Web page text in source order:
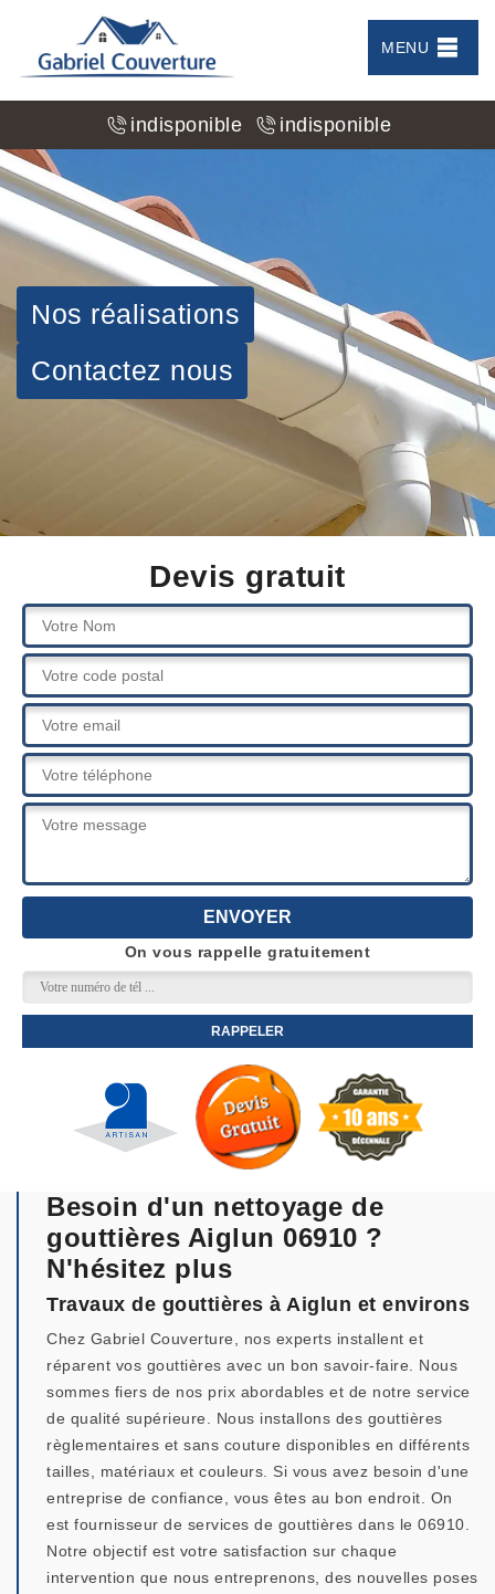
MENU
indisponible indisponible
Nos réalisations
Contactez nous
Devis gratuit
On vous rappelle gratuitement
Besoin d'un nettoyage de
gouttières Aiglun 06910 ?
N'hésitez plus
Travaux de gouttières à Aiglun et environs
Chez Gabriel Couverture, nos experts installent et
réparent vos gouttières avec un bon savoir-faire. Nous
sommes fiers de nos prix abordables et de notre service
de qualité supérieure. Nous installons des gouttières
règlementaires et sans couture disponibles en différents
tailles, matériaux et couleurs. Si vous avez besoin d'une
entreprise de confiance, vous êtes au bon endroit. On
est fournisseur de services de gouttières dans le 06910.
Notre objectif est votre satisfaction sur chaque
intervention que nous entreprenons, des nouvelles poses